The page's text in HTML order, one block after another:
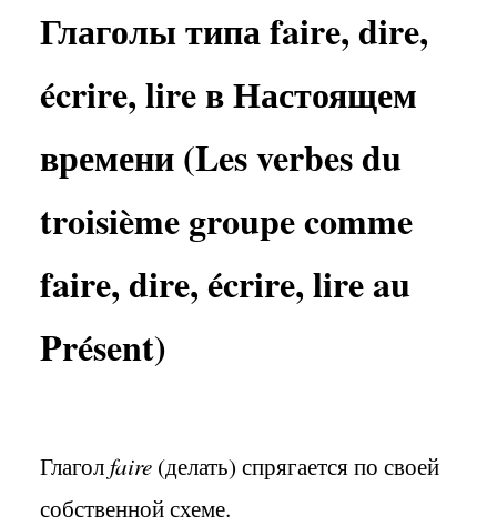
Глаголы типа faire, dire,
écrire, lire в Настоящем
времени (Les verbes du
troisième groupe comme
faire, dire, écrire, lire au
Présent)
Глаголfaire (делать) спрягается по своей
собственной схеме.